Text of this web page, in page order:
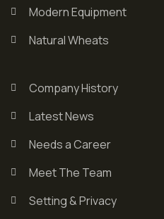
Modern Equipment
Natural Wheats
Company History
Latest News
Needs a Career
Meet The Team
Setting & Privacy